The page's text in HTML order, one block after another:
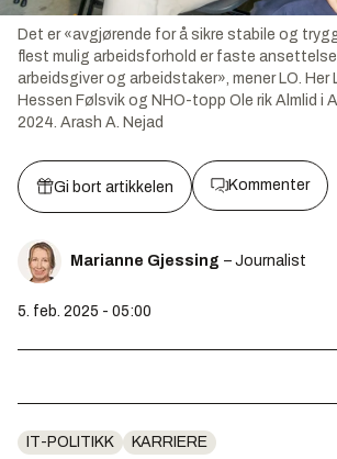
Det er «avgjørende for å sikre stabile og
flest mulig arbeidsforhold er faste
arbeidsgiver og arbeidstaker», mener LO. Her
Hessen Følsvik og NHO-topp Ole rik Almlid i
2024. Arash A. Nejad
Gi bort artikkelen Kommenter
Marianne Gjessing – Journalist
5. feb. 2025 - 05:00
IT-POLITIKK KARRIERE